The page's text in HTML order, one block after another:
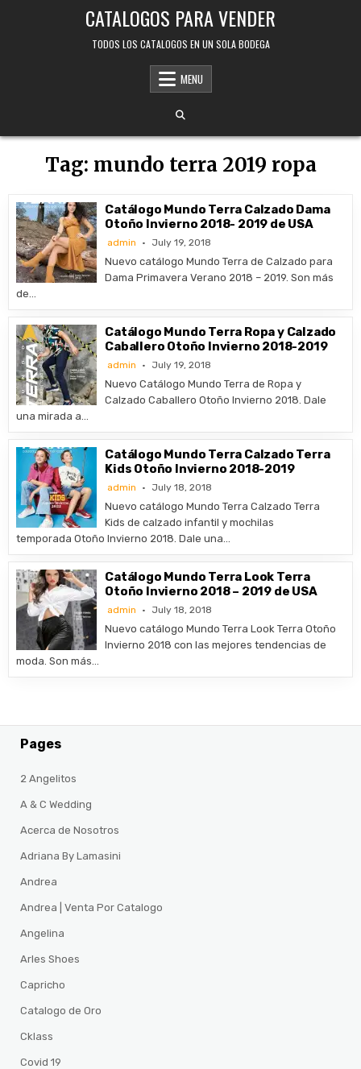
CATALOGOS PARA VENDER
TODOS LOS CATALOGOS EN UN SOLA BODEGA
MENU
Tag: mundo terra 2019 ropa
Catálogo Mundo Terra Calzado Dama
Otoño Invierno 2018- 2019 de USA
admin July 19, 2018
Nuevo catálogo Mundo Terra de Calzado para
Dama Primavera Verano 2018 – 2019. Son más
de…
Catálogo Mundo Terra Ropa y Calzado
Caballero Otoño Invierno 2018-2019
admin July 19, 2018
Nuevo Catálogo Mundo Terra de Ropa y
Calzado Caballero Otoño Invierno 2018. Dale
una mirada a…
Catálogo Mundo Terra Calzado Terra
Kids Otoño Invierno 2018-2019
admin July 18, 2018
Nuevo catálogo Mundo Terra Calzado Terra
Kids de calzado infantil y mochilas
temporada Otoño Invierno 2018. Dale una…
Catálogo Mundo Terra Look Terra
Otoño Invierno 2018 – 2019 de USA
admin July 18, 2018
Nuevo catálogo Mundo Terra Look Terra Otoño
Invierno 2018 con las mejores tendencias de
moda. Son más…
Pages
2 Angelitos
A & C Wedding
Acerca de Nosotros
Adriana By Lamasini
Andrea
Andrea | Venta Por Catalogo
Angelina
Arles Shoes
Capricho
Catalogo de Oro
Cklass
Covid 19